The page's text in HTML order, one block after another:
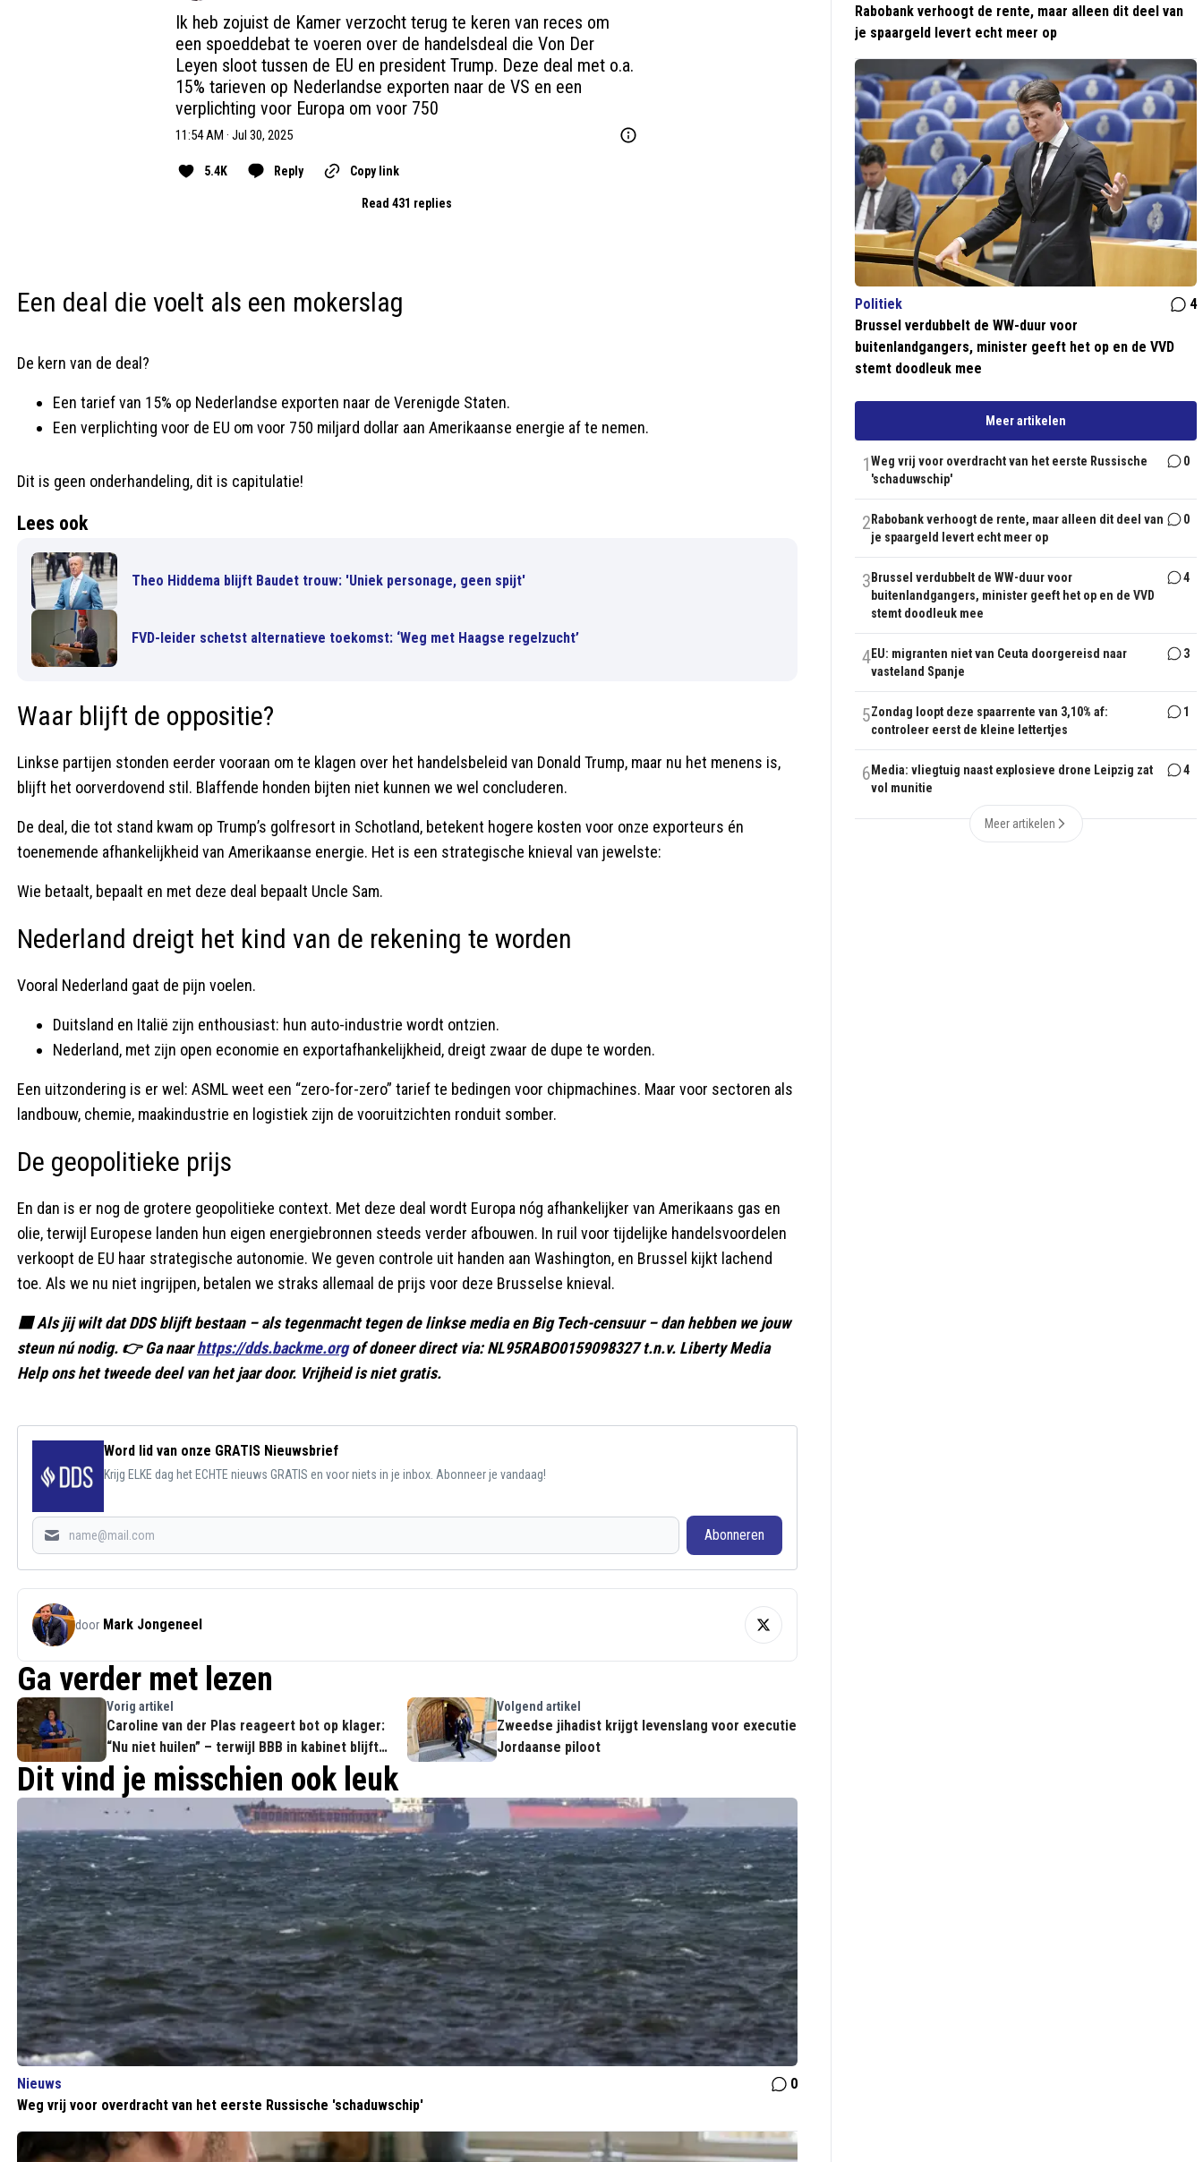
Ik heb zojuist de Kamer verzocht terug te keren van reces om
een spoeddebat te voeren over de handelsdeal die Von Der
Leyen sloot tussen de EU en president Trump. Deze deal met o.a.
15% tarieven op Nederlandse exporten naar de VS en een
verplichting voor Europa om voor 750
11:54 AM · Jul 30, 2025
5.4K Reply Copy link
Read 431 replies
Een deal die voelt als een mokerslag
De kern van de deal?
Een tarief van 15% op Nederlandse exporten naar de Verenigde Staten.
Een verplichting voor de EU om voor 750 miljard dollar aan Amerikaanse energie af te nemen.
Dit is geen onderhandeling, dit is capitulatie!
Lees ook
Theo Hiddema blijft Baudet trouw: 'Uniek personage, geen spijt'
FVD-leider schetst alternatieve toekomst: ‘Weg met Haagse regelzucht’
Waar blijft de oppositie?
Linkse partijen stonden eerder vooraan om te klagen over het handelsbeleid van Donald Trump, maar nu het menens is,
blijft het oorverdovend stil. Blaffende honden bijten niet kunnen we wel concluderen.
De deal, die tot stand kwam op Trump’s golfresort in Schotland, betekent hogere kosten voor onze exporteurs én
toenemende afhankelijkheid van Amerikaanse energie. Het is een strategische knieval van jewelste:
Wie betaalt, bepaalt en met deze deal bepaalt Uncle Sam.
Nederland dreigt het kind van de rekening te worden
Vooral Nederland gaat de pijn voelen.
Duitsland en Italië zijn enthousiast: hun auto-industrie wordt ontzien.
Nederland, met zijn open economie en exportafhankelijkheid, dreigt zwaar de dupe te worden.
Een uitzondering is er wel: ASML weet een “zero-for-zero” tarief te bedingen voor chipmachines. Maar voor sectoren als
landbouw, chemie, maakindustrie en logistiek zijn de vooruitzichten ronduit somber.
De geopolitieke prijs
En dan is er nog de grotere geopolitieke context. Met deze deal wordt Europa nóg afhankelijker van Amerikaans gas en
olie, terwijl Europese landen hun eigen energiebronnen steeds verder afbouwen. In ruil voor tijdelijke handelsvoordelen
verkoopt de EU haar strategische autonomie. We geven controle uit handen aan Washington, en Brussel kijkt lachend
toe. Als we nu niet ingrijpen, betalen we straks allemaal de prijs voor deze Brusselse knieval.
🟥 Als jij wilt dat DDS blijft bestaan – als tegenmacht tegen de linkse media en Big Tech-censuur – dan hebben we jouw
steun nú nodig. 👉 Ga naarhttps://dds.backme.orgof doneer direct via: NL95RABO0159098327 t.n.v. Liberty Media
Help ons het tweede deel van het jaar door. Vrijheid is niet gratis.
Word lid van onze GRATIS Nieuwsbrief
Krijg ELKE dag het ECHTE nieuws GRATIS en voor niets in je inbox. Abonneer je vandaag!
Abonneren
door Mark Jongeneel
Ga verder met lezen
Vorig artikel
Caroline van der Plas reageert bot op klager:
“Nu niet huilen” – terwijl BBB in kabinet blijft
zinken
Volgend artikel
Zweedse jihadist krijgt levenslang voor executie
Jordaanse piloot
Dit vind je misschien ook leuk
Nieuws
0
Weg vrij voor overdracht van het eerste Russische 'schaduwschip'
Rabobank verhoogt de rente, maar alleen dit deel van
je spaargeld levert echt meer op
Politiek
4
Brussel verdubbelt de WW-duur voor
buitenlandgangers, minister geeft het op en de VVD
stemt doodleuk mee
Meer artikelen
1Weg vrij voor overdracht van het eerste Russische
'schaduwschip'
0
2 Rabobank verhoogt de rente, maar alleen dit deel van
je spaargeld levert echt meer op
0
3 Brussel verdubbelt de WW-duur voor
buitenlandgangers, minister geeft het op en de VVD
stemt doodleuk mee
4
4EU: migranten niet van Ceuta doorgereisd naar
vasteland Spanje
3
5Zondag loopt deze spaarrente van 3,10% af:
controleer eerst de kleine lettertjes
1
6 Media: vliegtuig naast explosieve drone Leipzig zat
vol munitie
4
Meer artikelen